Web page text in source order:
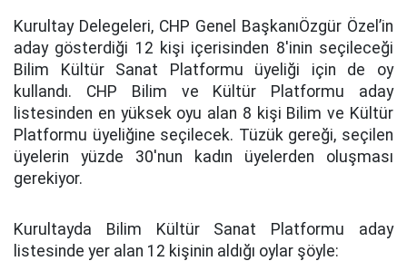
Kurultay Delegeleri, CHP Genel BaşkanıÖzgür Özel’in
aday gösterdiği 12 kişi içerisinden 8'inin seçileceği
Bilim Kültür Sanat Platformu üyeliği için de oy
kullandı. CHP Bilim ve Kültür Platformu aday
listesinden en yüksek oyu alan 8 kişi Bilim ve Kültür
Platformu üyeliğine seçilecek. Tüzük gereği, seçilen
üyelerin yüzde 30'nun kadın üyelerden oluşması
gerekiyor.
Kurultayda Bilim Kültür Sanat Platformu aday
listesinde yer alan 12 kişinin aldığı oylar şöyle: